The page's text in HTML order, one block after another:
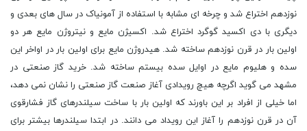
نوزدهم اختراع شد و چرخه ای مشابه با استفاده از آمونیاک در سال های بعدی و
دیگری با دی اکسید گوگرد اختراع شد. اکسیژن مایع و نیتروژن مایع هر دو
اولین بار در قرن نوزدهم ساخته شد. هیدروژن مایع برای اولین بار در اواخر این
سده و هلیوم مایع در اوایل سده بیستم ساخته شد. خرید گاز صنعتی در
مشهد می گوید اگرچه هیچ رویدادی آغاز صنعت گاز صنعتی را نشان نمی دهد،
اما خیلی از افراد بر این باورند که اولین بار با ساخت سیلندرهای گاز فشارقوی
آن در قرن نوزدهم را آغاز این رویداد می دانند. در ابتدا سیلندرها بیشتر برای